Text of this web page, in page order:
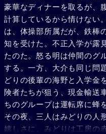
豪華なディナーを取るが、
計算しているから情けない
は、体操部所属だが、鉄棒
知を受けた。不正入学が露
たのた。怒る明は仲間のグ
する。一方、大介も同じ問
どりの後輩の海野と入学金
険者たちが狙う、現金輸送
ちのグループは運転席に蜂
その夜、三人はみどりの人
嬉しさに、みどりは工房の